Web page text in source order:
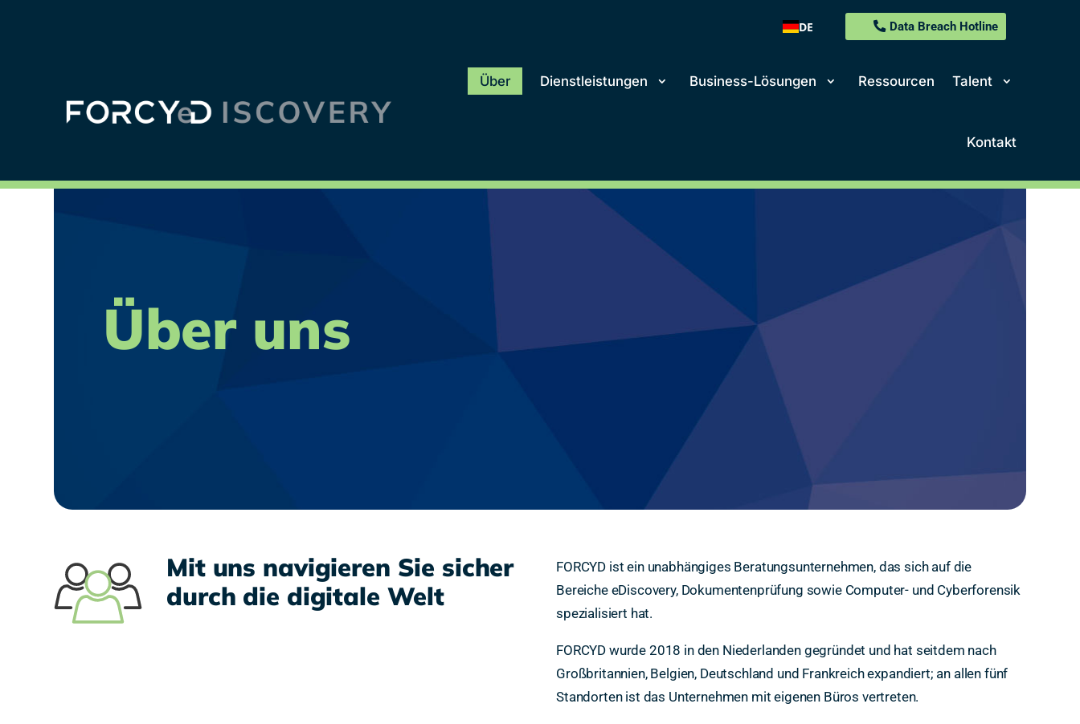
DE Data Breach Hotline
Über Dienstleistungen Business-Lösungen Ressourcen Talent
Kontakt
Über uns
Mit uns navigieren Sie sicher
durch die digitale Welt
FORCYD ist ein unabhängiges Beratungsunternehmen, das sich auf die
Bereiche eDiscovery, Dokumentenprüfung sowie Computer- und Cyberforensik
spezialisiert hat.
FORCYD wurde 2018 in den Niederlanden gegründet und hat seitdem nach
Großbritannien, Belgien, Deutschland und Frankreich expandiert; an allen fünf
Standorten ist das Unternehmen mit eigenen Büros vertreten.